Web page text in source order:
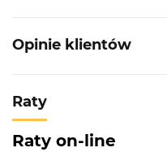
Opinie klientów
Raty
Raty on-line